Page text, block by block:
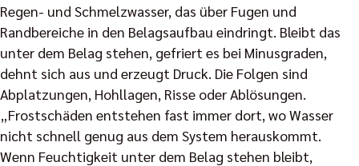
Regen- und Schmelzwasser, das über Fugen und
Randbereiche in den Belagsaufbau eindringt. Bleibt das
unter dem Belag stehen, gefriert es bei Minusgraden,
dehnt sich aus und erzeugt Druck. Die Folgen sind
Abplatzungen, Hohllagen, Risse oder Ablösungen.
„Frostschäden entstehen fast immer dort, wo Wasser
nicht schnell genug aus dem System herauskommt.
Wenn Feuchtigkeit unter dem Belag stehen bleibt,